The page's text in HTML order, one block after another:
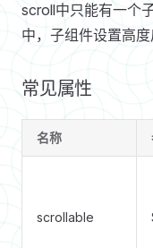
scroll中只能有一个
中，子组件设置高
常见属性
名称
scrollable